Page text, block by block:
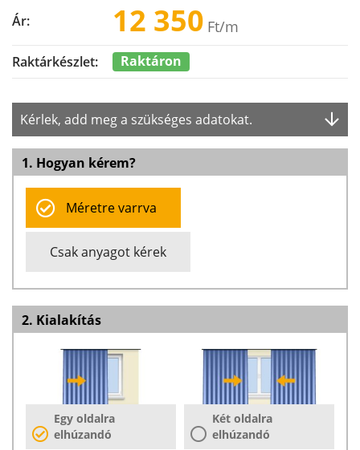
Ár: 12 350 Ft/m
Raktárkészlet: Raktáron
Kérlek, add meg a szükséges adatokat.
1. Hogyan kérem?
Méretre varrva
Csak anyagot kérek
2. Kialakítás
Egy oldalra
elhúzandó
Két oldalra
elhúzandó